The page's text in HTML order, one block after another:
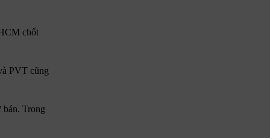
chốt
PVT cũng
bán. Trong